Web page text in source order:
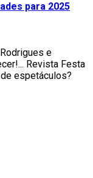
para 2025
e
Revista Festa
espetáculos?